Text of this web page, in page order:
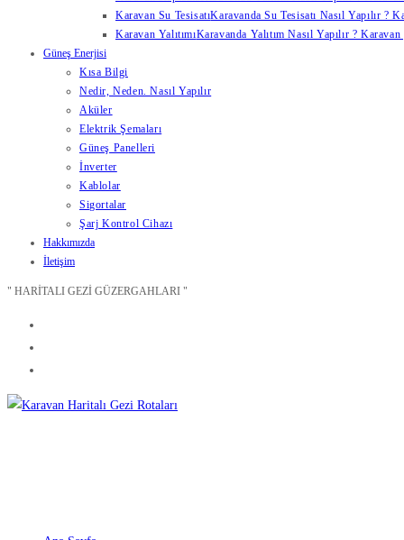
Karavan Su TesisatıKaravanda Su Tesisatı Nasıl Yapılır ?
Karavan YalıtımıKaravanda Yalıtım Nasıl Yapılır ?
Güneş Enerjisi
Kısa Bilgi
Nedir, Neden. Nasıl Yapılır
Aküler
Elektrik Şemaları
Güneş Panelleri
İnverter
Kablolar
Sigortalar
Şarj Kontrol Cihazı
Hakkımızda
İletişim
" HARİTALI GEZİ GÜZERGAHLARI "